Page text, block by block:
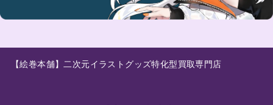
【絵巻本舗】二次元イラストグッズ特化型買取専門店